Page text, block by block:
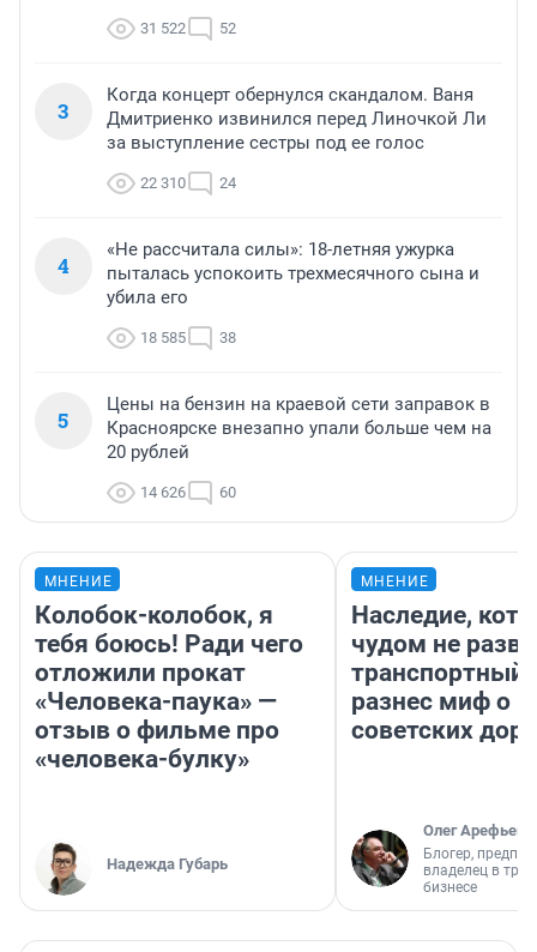
31 522 52
3
Когда концерт обернулся скандалом. Ваня
Дмитриенко извинился перед Линочкой Ли
за выступление сестры под ее голос
22 310 24
4
«Не рассчитала силы»: 18-летняя ужурка
пыталась успокоить трехмесячного сына и
убила его
18 585 38
5
Цены на бензин на краевой сети заправок в
Красноярске внезапно упали больше чем на
20 рублей
14 626 60
МНЕНИЕ
Колобок-колобок, я
тебя боюсь! Ради чего
отложили прокат
«Человека-паука» —
отзыв о фильме про
«человека-булку»
Надежда Губарь
МНЕНИЕ
Наследие,
чудом не
транспортный
разнес миф о
советских
Олег Арефьев
Блогер,
владелец в
бизнесе